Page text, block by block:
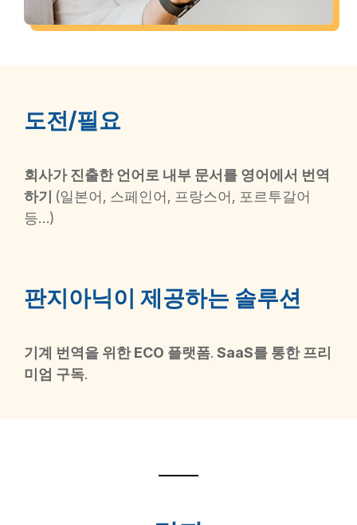
도전/필요
회사가 진출한 언어로 내부 문서를 영어에서 번역
하기 (일본어, 스페인어, 프랑스어, 포르투갈어
등…)
판지아닉이 제공하는 솔루션
기계 번역을 위한 ECO 플랫폼. SaaS를 통한 프리
미엄 구독.